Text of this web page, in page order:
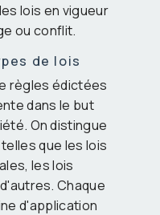
lois en vigueur
ou conflit.
de lois
règles édictées
dans le but
On distingue
que les lois
les lois
Chaque
d'application